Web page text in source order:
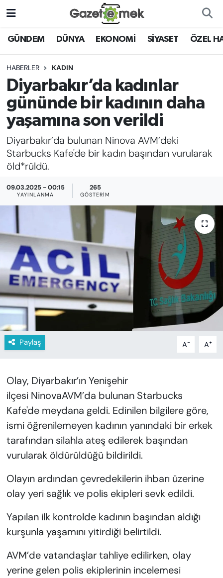
GÜNDEM DÜNYA EKONOMİ SİYASET ÖZEL
HABERLER KADIN
Diyarbakır’da kadınlar
gününde bir kadının daha
yaşamına son verildi
Diyarbakır’da bulunan Ninova AVM’deki
Starbucks Kafe'de bir kadın başından vurularak
öld*rüldü.
09.03.2025 - 00:15
YAYINLANMA
265
GÖSTERIM
Paylaş A- A+
Olay, Diyarbakır’ın Yenişehir
ilçesi NinovaAVM’da bulunan Starbucks
Kafe'de meydana geldi. Edinilen bilgilere göre,
ismi öğrenilemeyen kadının yanındaki bir erkek
tarafından silahla ateş edilerek başından
vurularak öldürüldüğü bildirildi.
Olayın ardından çevredekilerin ihbarı üzerine
olay yeri sağlık ve polis ekipleri sevk edildi.
Yapılan ilk kontrolde kadının başından aldığı
kurşunla yaşamını yitirdiği belirtildi.
AVM’de vatandaşlar tahliye edilirken, olay
yerine gelen polis ekiplerinin incelemesi
DÜNYA
EKONOMİ
EMEK HABERLERİ
GAZETECİLİĞİNİ GELİŞTİRMEK
FAYDALI BİLGİLER
SAĞLIK
SPOR
KÜLTÜR-SANAT
MAGAZİN
YAZAR KÖŞESİ
SİYASET
VAN VE DİYARBAKIR HABERLERİ
Nöbetçi Eczaneler
Hava Durumu
İstanbul Namaz Vakitleri
Süper Lig Puan Durumu ve Fikstür
Tüm Manşetler
Son Dakika Haberleri
Haber Arşivi